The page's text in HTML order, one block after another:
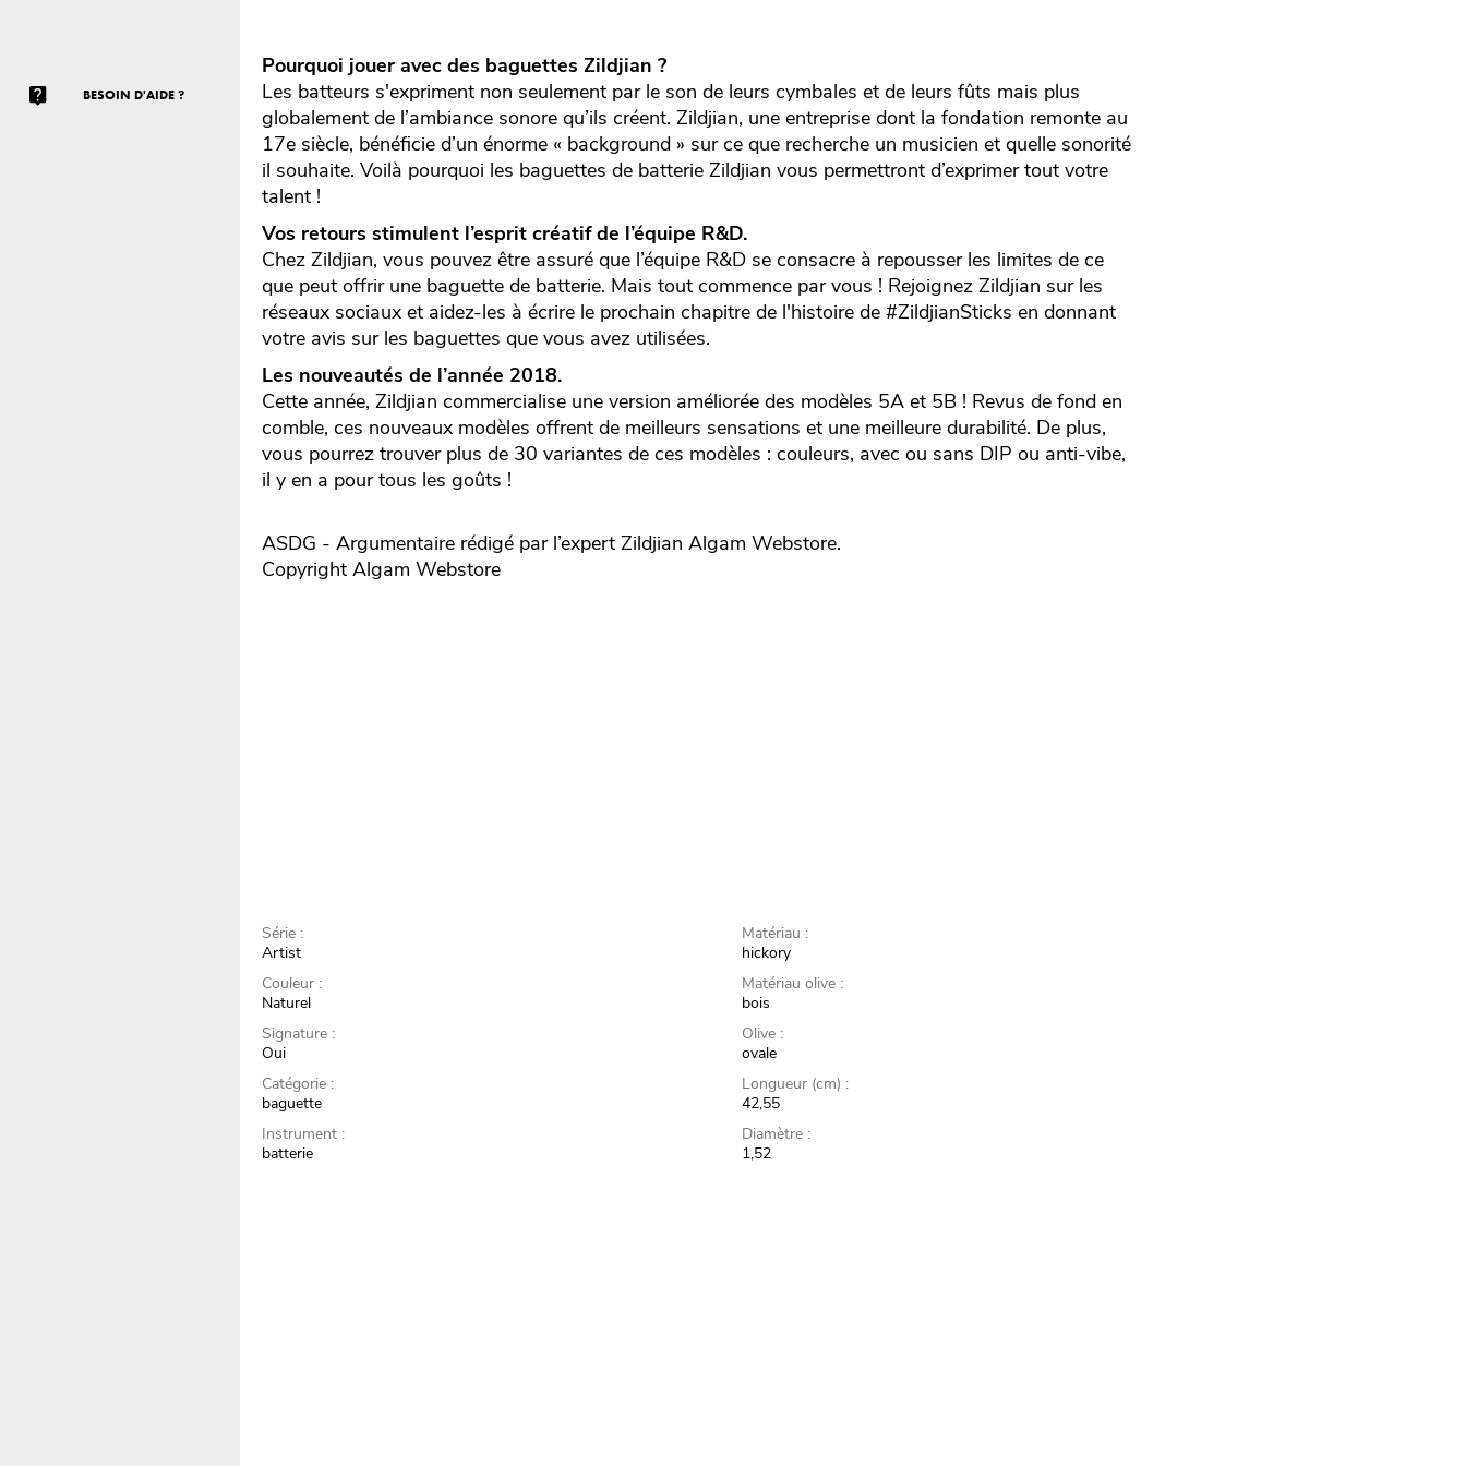
BESOIN D'AIDE ?
Pourquoi jouer avec des baguettes Zildjian ?
Les batteurs s'expriment non seulement par le son de leurs cymbales et de leurs fûts mais plus
globalement de l’ambiance sonore qu’ils créent. Zildjian, une entreprise dont la fondation remonte au
17e siècle, bénéficie d’un énorme « background » sur ce que recherche un musicien et quelle sonorité
il souhaite. Voilà pourquoi les baguettes de batterie Zildjian vous permettront d’exprimer tout votre
talent !
Vos retours stimulent l’esprit créatif de l’équipe R&D.
Chez Zildjian, vous pouvez être assuré que l’équipe R&D se consacre à repousser les limites de ce
que peut offrir une baguette de batterie. Mais tout commence par vous ! Rejoignez Zildjian sur les
réseaux sociaux et aidez-les à écrire le prochain chapitre de l'histoire de #ZildjianSticks en donnant
votre avis sur les baguettes que vous avez utilisées.
Les nouveautés de l’année 2018.
Cette année, Zildjian commercialise une version améliorée des modèles 5A et 5B ! Revus de fond en
comble, ces nouveaux modèles offrent de meilleurs sensations et une meilleure durabilité. De plus,
vous pourrez trouver plus de 30 variantes de ces modèles : couleurs, avec ou sans DIP ou anti-vibe,
il y en a pour tous les goûts !
ASDG - Argumentaire rédigé par l’expertZildjian Algam Webstore.
Copyright Algam Webstore
Série :
Artist
Couleur :
Naturel
Signature :
Oui
Catégorie :
baguette
Instrument :
batterie
Matériau :
hickory
Matériau olive :
bois
Olive :
ovale
Longueur (cm) :
42,55
Diamètre :
1,52